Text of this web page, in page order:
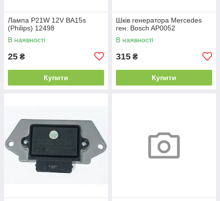
Лампа P21W 12V BA15s
(Philips) 12498
В наявності
25 ₴
Купити
Шків генератора Mercedes
ген. Bosch AP0052
В наявності
315 ₴
Купити